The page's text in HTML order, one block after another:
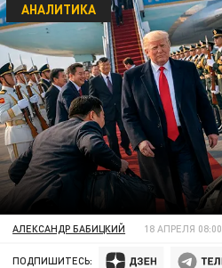
АНАЛИТИКА
АЛЕКСАНДР БАБИЦКИЙ 18 АПРЕЛЯ 08:00
ПОДПИШИТЕСЬ: